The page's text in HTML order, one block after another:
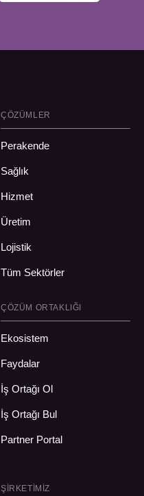
ÇÖZÜMLER
Perakende
Sağlık
Hizmet
Üretim
Lojistik
Tüm Sektörler
ÇÖZÜM ORTAKLIĞI
Ekosistem
Faydalar
İş Ortağı Ol
İş Ortağı Bul
Partner Portal
ŞIRKETIMIZ